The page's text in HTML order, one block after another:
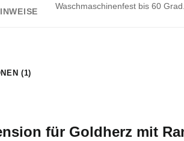
Waschmaschinenfest bis 60
(1)
für Goldherz mit